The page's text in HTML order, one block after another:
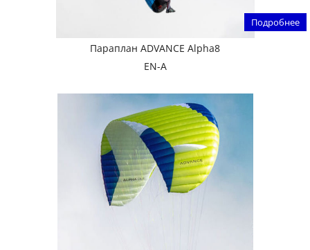
Подробнее
Параплан ADVANCE Alpha8
EN-A